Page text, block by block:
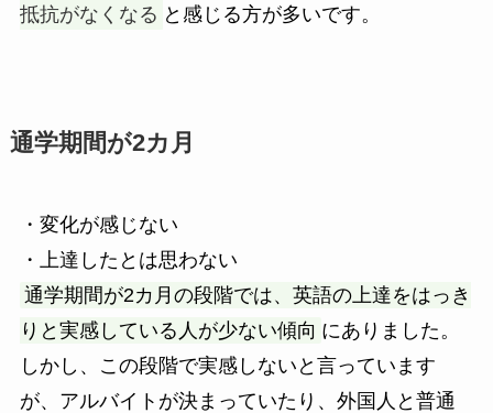
抵抗がなくなる と感じる方が多いです。
通学期間が2カ月
・変化が感じない
・上達したとは思わない
通学期間が2カ月の段階では、英語の上達をはっき
りと実感している人が少ない傾向 にありました。
しかし、この段階で実感しないと言っています
が、アルバイトが決まっていたり、外国人と普通